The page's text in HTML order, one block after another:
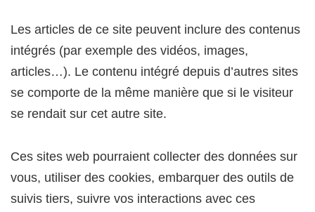
Les articles de ce site peuvent inclure des contenus
intégrés (par exemple des vidéos, images,
articles…). Le contenu intégré depuis d’autres sites
se comporte de la même manière que si le visiteur
se rendait sur cet autre site.
Ces sites web pourraient collecter des données sur
vous, utiliser des cookies, embarquer des outils de
suivis tiers, suivre vos interactions avec ces